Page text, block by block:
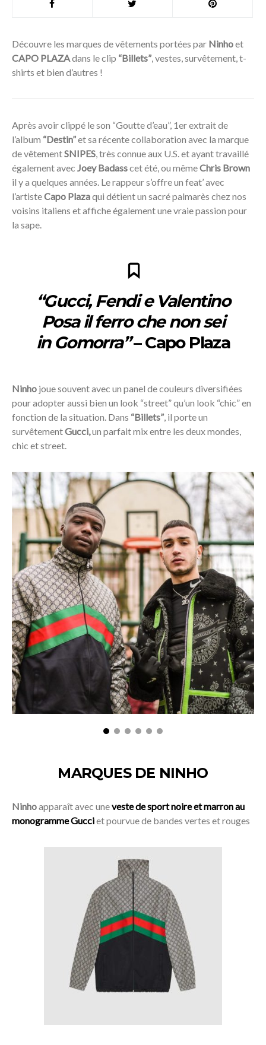
Découvre les marques de vêtements portées par Ninhoet
CAPO PLAZAdans le clip “Billets” , vestes, survêtement, t-
shirts et bien d’autres !
Après avoir clippé le son “Goutte d’eau”, 1er extrait de
l’album “Destin”et sa récente collaboration avec la marque
de vêtementSNIPES , très connue aux U.S. et ayant travaillé
également avec Joey Badasscet été, ou mêmeChris Brown
il y a quelques années. Le rappeur s’offre un feat’ avec
l’artisteCapo Plazaqui détient un sacré palmarès chez nos
voisins italiens et affiche également une vraie passion pour
la sape.
“Gucci, Fendi e Valentino
Posa il ferro che non sei
in Gomorra”– Capo Plaza
Ninho joue souvent avec un panel de couleurs diversifiées
pour adopter aussi bien un look “street” qu’un look “chic” en
fonction de la situation. Dans “Billets” , il porte un
survêtementGucci,un parfait mix entre les deux mondes,
chic et street.
MARQUES DE NINHO
Ninhoapparaît avec uneveste de sport noire et marron au
monogramme Gucciet pourvue de bandes vertes et rouges
Acheter